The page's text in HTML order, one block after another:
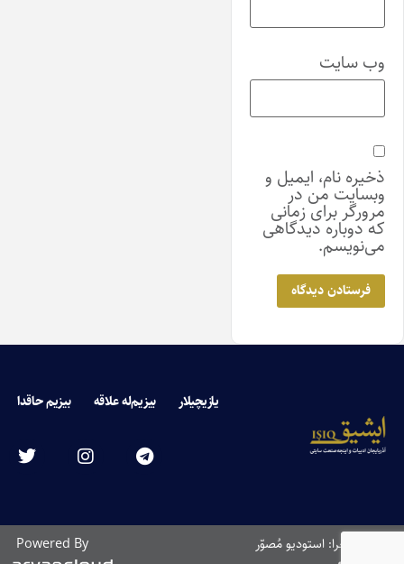
وب‌ سایت
ذخیره نام، ایمیل و
وبسایت من در
مرورگر برای زمانی
که دوباره دیدگاهی
می‌نویسم.
یازیچیلار بیزیم‌له علاقه بیزیم حاقدا
طراحی و اجرا: استودیو مُصوّر Powered By